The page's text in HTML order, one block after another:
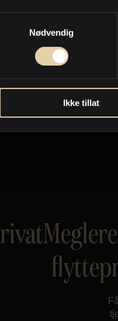
Nødvendig
Ikke tillat